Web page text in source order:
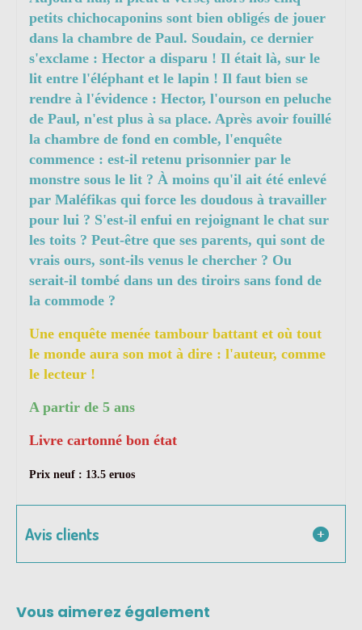
petits chichocaponins sont bien obligés de jouer
dans la chambre de Paul. Soudain, ce dernier
s'exclame : Hector a disparu ! Il était là, sur le
lit entre l'éléphant et le lapin ! Il faut bien se
rendre à l'évidence : Hector, l'ourson en peluche
de Paul, n'est plus à sa place. Après avoir fouillé
la chambre de fond en comble, l'enquête
commence : est-il retenu prisonnier par le
monstre sous le lit ? À moins qu'il ait été enlevé
par Maléfikas qui force les doudous à travailler
pour lui ? S'est-il enfui en rejoignant le chat sur
les toits ? Peut-être que ses parents, qui sont de
vrais ours, sont-ils venus le chercher ? Ou
serait-il tombé dans un des tiroirs sans fond de
la commode ?
Une enquête menée tambour battant et où tout
le monde aura son mot à dire : l'auteur, comme
le lecteur !
A partir de 5 ans
Livre cartonné bon état
Prix neuf : 13.5 eruos
Avis clients
Vous aimerez également